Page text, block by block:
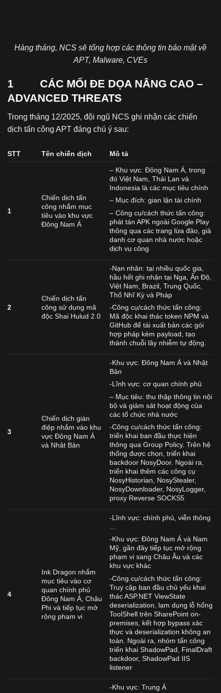
Hàng tháng, NCS sẽ tổng hợp các thông tin bảo mật về
APT, Malware, CVEs
1 CÁC MỐI ĐE DỌA NÂNG CAO –
ADVANCED THREATS
Trong tháng 12/2025, đội ngũ NCS ghi nhận các chiến
dịch tấn công APT đáng chú ý sau:
STT Tên chiến dịch Mô tả
1
Chiến dịch tấn
công nhắm mục
tiêu vào khu vực
Đông Nam Á
– Khu vực: Đông Nam Á, trong
đó Việt Nam, Thái Lan và
Indonesia là các mục tiêu chính
– Mục đích: gian lận tài chính
– Công cụ/cách thức tấn công:
phát tán APK ngoài Google Play
thông qua các trang lừa đảo, giả
danh cơ quan nhà nước hoặc
dịch vụ công
2
Chiến dịch tấn
công sử dụng mã
độc Shai Hulud 2.0
-Nạn nhân: tại nhiều quốc gia,
hầu hết ghi nhận tại Nga, Ấn Độ,
Việt Nam, Brazil, Trung Quốc,
Thổ Nhĩ Kỳ và Pháp
-Công cụ/cách thức tấn công:
Mã độc khai thác token NPM và
GitHub để tái xuất bản các gói
hợp pháp kèm payload, tạo
thành chuỗi lây nhiễm tự động.
3
Chiến dịch gián
điệp nhắm vào khu
vực Đông Nam Á
và Nhật Bản
-Khu vực: Đông Nam Á và Nhật
Bản
-Lĩnh vực: cơ quan chính phủ
– Mục tiêu: thu thập thông tin nội
bộ và giám sát hoạt động của
các tổ chức nhà nước
-Công cụ/cách thức tấn công:
triển khai ban đầu thực hiện
thông qua Group Policy. Trên hệ
thống được chọn, triển khai
backdoor NosyDoor. Ngoài ra,
triển khai thêm các công cụ
NosyHistorian, NosyStealer,
NosyDownloader, NosyLogger,
proxy Reverse SOCKS5
4
Ink Dragon nhắm
mục tiêu vào cơ
quan chính phủ
Đông Nam Á, Châu
Phi và tiếp tục mở
rộng phạm vi
-Lĩnh vực: chính phủ, viễn thông
-Khu vực: Đông Nam Á và Nam
Mỹ, gần đây tiếp tục mở rộng
phạm vi sang Châu Âu và các
khu vực khác
-Công cụ/cách thức tấn công:
Truy cập ban đầu chủ yếu khai
thác ASP.NET ViewState
deserialization, lạm dụng lỗ hổng
ToolShell trên SharePoint on-
premises, kết hợp bypass xác
thực và deserialization không an
toàn. Ngoài ra, nhóm tấn công
triển khai ShadowPad, FinalDraft
backdoor, ShadowPad IIS
listener
-Khu vực: Trung Á